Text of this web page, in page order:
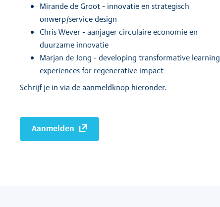
Mirande de Groot - innovatie en strategisch
onwerp/service design
Chris Wever - aanjager circulaire economie en
duurzame innovatie
Marjan de Jong - developing transformative learning
experiences for regenerative impact
Schrijf je in via de aanmeldknop hieronder.
Aanmelden